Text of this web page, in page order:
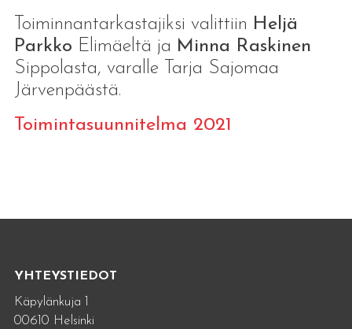
Toiminnantarkastajiksi valittiin Heljä
Parkko Elimäeltä ja Minna Raskinen
Sippolasta, varalle Tarja Sajomaa
Järvenpäästä.
Toimintasuunnitelma 2021
YHTEYSTIEDOT
Käpylänkuja 1
00610 Helsinki